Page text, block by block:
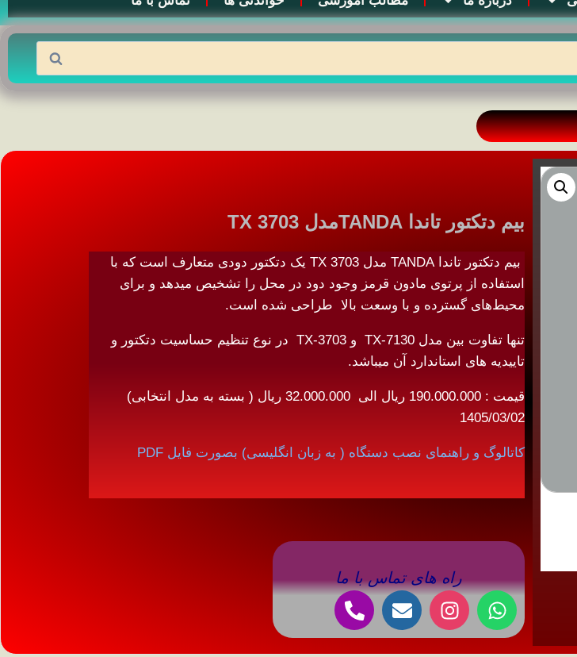
بیم دتکتور تاندا TANDAمدل TX 3703
بیم دتکتور تاندا TANDA مدل TX 3703 یک دتکتور دودی متعارف است که با
استفاده از پرتوی مادون قرمز وجود دود در محل را تشخیص میدهد و برای
محیط‌های گسترده و با وسعت بالا طراحی شده است.
تنها تفاوت بین مدل TX-7130 و TX-3703 در نوع تنظیم حساسیت دتکتور و
تاییدیه های استاندارد آن میباشد.
قیمت : 190.000.000 ریال الی 32.000.000 ریال ( بسته به مدل انتخابی)
1405/03/02
کاتالوگ و راهنمای نصب دستگاه ( به زبان انگلیسی) بصورت فایل PDF
راه های تماس با ما